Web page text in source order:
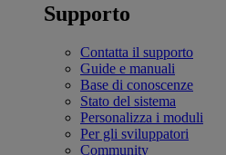
Supporto
Contatta il supporto
Guide e manuali
Base di conoscenze
Stato del sistema
Personalizza i moduli
Per gli sviluppatori
Community